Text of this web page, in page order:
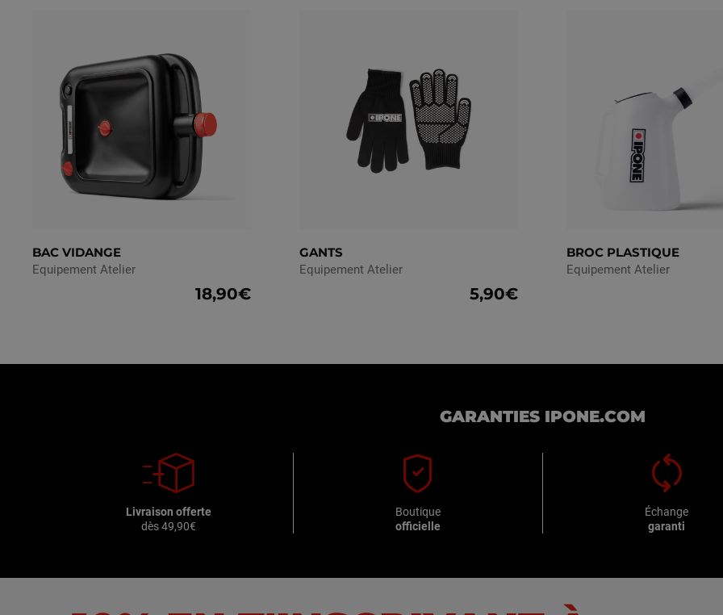
BAC VIDANGE
Equipement Atelier
18,90€
GANTS
Equipement Atelier
5,90€
BROC PLASTIQUE
Equipement Atelier
GARANTIES IPONE.COM
Livraison offerte
dès 49,90€
Boutique
officielle
Échange
garanti